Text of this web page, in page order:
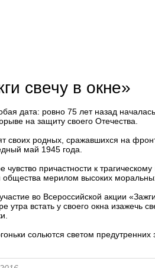
свечу в окне»
дата: ровно 75 лет назад
на защиту своего Отечества.
своих родных, сражавшихся на
май 1945 года.
чувство причастности к
общества мерилом высоких
во Всероссийской акции
утра встать у своего окна изажечь
сольются светом